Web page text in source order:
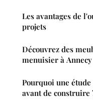
Les avantages de
projets
Découvrez des
menuisier à Annecy
Pourquoi une
avant de construire